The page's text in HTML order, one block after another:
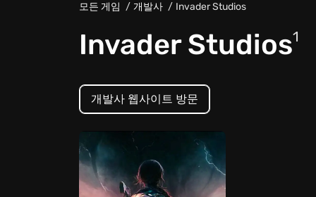
모든 게임 개발사 Invader Studios
Invader Studios1
개발사 웹사이트 방문